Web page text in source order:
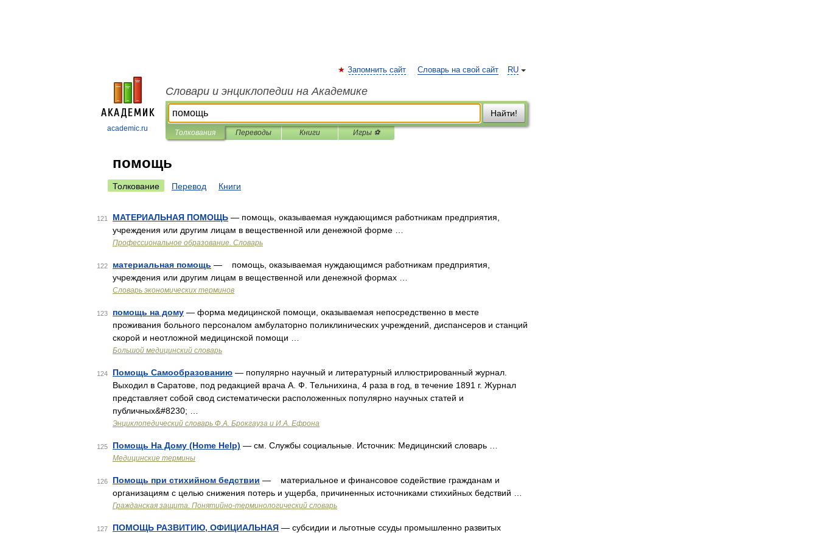
academic.ru
RU
Запомнить сайт Словарь на свой сайт
Словари и энциклопедии на Академике
Найти!
Толкования Переводы Книги Игры ⚽
помощь
Толкование Перевод Книги
121 МАТЕРИАЛЬНАЯ ПОМОЩЬ — помощь, оказываемая нуждающимся работникам предприятия,
учреждения или другим лицам в вещественной или денежной форме …
Профессиональное образование. Словарь
122 материальная помощь — помощь, оказываемая нуждающимся работникам предприятия,
учреждения или другим лицам в вещественной или денежной формах …
Словарь экономических терминов
123 помощь на дому — форма медицинской помощи, оказываемая непосредственно в месте
проживания больного персоналом амбулаторно поликлинических учреждений, диспансеров и станций
скорой и неотложной медицинской помощи …
Большой медицинский словарь
124 Помощь Самообразованию — популярно научный и литературный иллюстрированный журнал.
Выходил в Саратове, под редакцией врача А. Ф. Тельнихина, 4 раза в год, в течение 1891 г. Журнал
представляет собой свод систематически расположенных популярно научных статей и
публичных&#8230; …
Энциклопедический словарь Ф.А. Брокгауза и И.А. Ефрона
125 Помощь На Дому (Home Help) — см. Службы социальные. Источник: Медицинский словарь …
Медицинские термины
126 Помощь при стихийном бедствии — материальное и финансовое содействие гражданам и
организациям с целью снижения потерь и ущерба, причиненных источниками стихийных бедствий …
Гражданская защита. Понятийно-терминологический словарь
127 ПОМОЩЬ РАЗВИТИЮ, ОФИЦИАЛЬНАЯ — субсидии и льготные ссуды промышленно развитых